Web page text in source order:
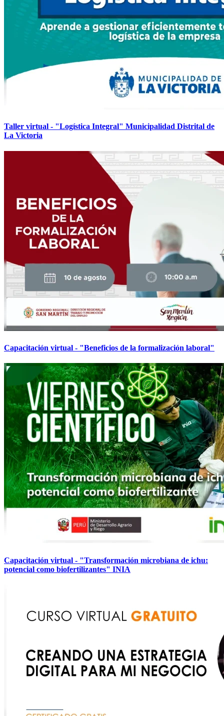
Taller virtual - "Logística Integral" Municipalidad Distrital de
La Victoria
Capacitación virtual - "Beneficios de la formalización laboral"
Capacitación virtual - "Transformación microbiana de ichu:
potencial como biofertilizantes" INIA